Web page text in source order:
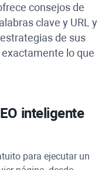
consejos de
clave y URL y
de sus
lo que
inteligente
para ejecutar un